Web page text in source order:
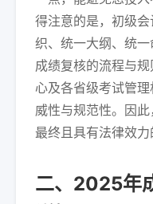
得注意的是，初级
织、统一大纲、统一
成绩复核的流程与
心及各省级考试管
威性与规范性。因
最终且具有法律效力
二、2025年